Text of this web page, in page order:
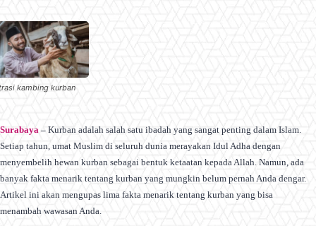
kambing kurban
Surabaya – Kurban adalah salah satu ibadah yang sangat penting dalam Islam.
Setiap tahun, umat Muslim di seluruh dunia merayakan Idul Adha dengan
menyembelih hewan kurban sebagai bentuk ketaatan kepada Allah. Namun, ada
banyak fakta menarik tentang kurban yang mungkin belum pernah Anda dengar.
Artikel ini akan mengupas lima fakta menarik tentang kurban yang bisa
menambah wawasan Anda.